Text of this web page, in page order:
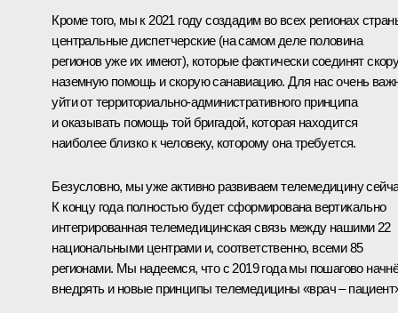
Кроме того, мы к 2021 году создадим во всех регионах
центральные диспетчерские (на самом деле половина
регионов уже их имеют), которые фактически соединят
наземную помощь и скорую санавиацию. Для нас очень
уйти от территориально-административного принципа
и оказывать помощь той бригадой, которая находится
наиболее близко к человеку, которому она требуется.
Безусловно, мы уже активно развиваем телемедицину
К концу года полностью будет сформирована вертикально
интегрированная телемедицинская связь между нашими 22
национальными центрами и, соответственно, всеми 85
регионами. Мы надеемся, что с 2019 года мы пошагово
внедрять и новые принципы телемедицины «врач –